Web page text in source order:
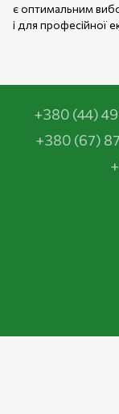
є оптимальним
і для професійної
+380 (44)
+380 (67)